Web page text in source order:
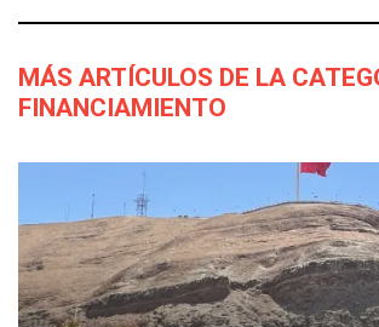
MÁS ARTÍCULOS DE LA
FINANCIAMIENTO